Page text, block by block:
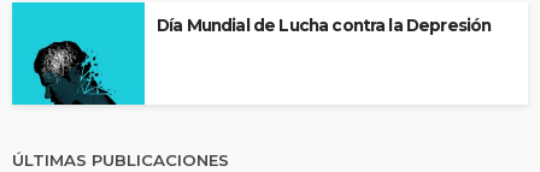
Día Mundial de Lucha contra la Depresión
ÚLTIMAS PUBLICACIONES